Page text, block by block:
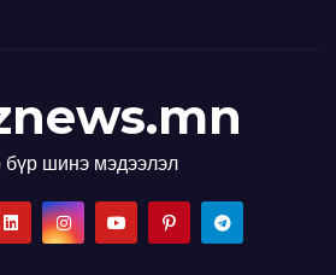
шинэ мэдээлэл